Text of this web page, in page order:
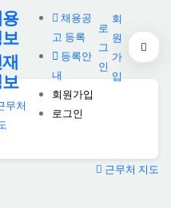
무처
채용공
고 등록
등록안
내
회원가입
로그인
로
그
인
회
원
가
입
근무처 지도